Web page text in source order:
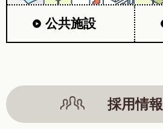
公共施設
採用情報